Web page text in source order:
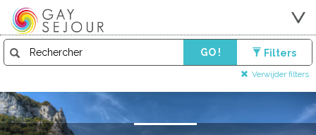
GO ! Filters
Verwijder filters